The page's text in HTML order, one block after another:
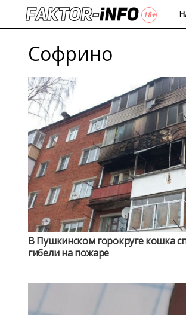
Софрино
В Пушкинском горокруге кошка
гибели на пожаре